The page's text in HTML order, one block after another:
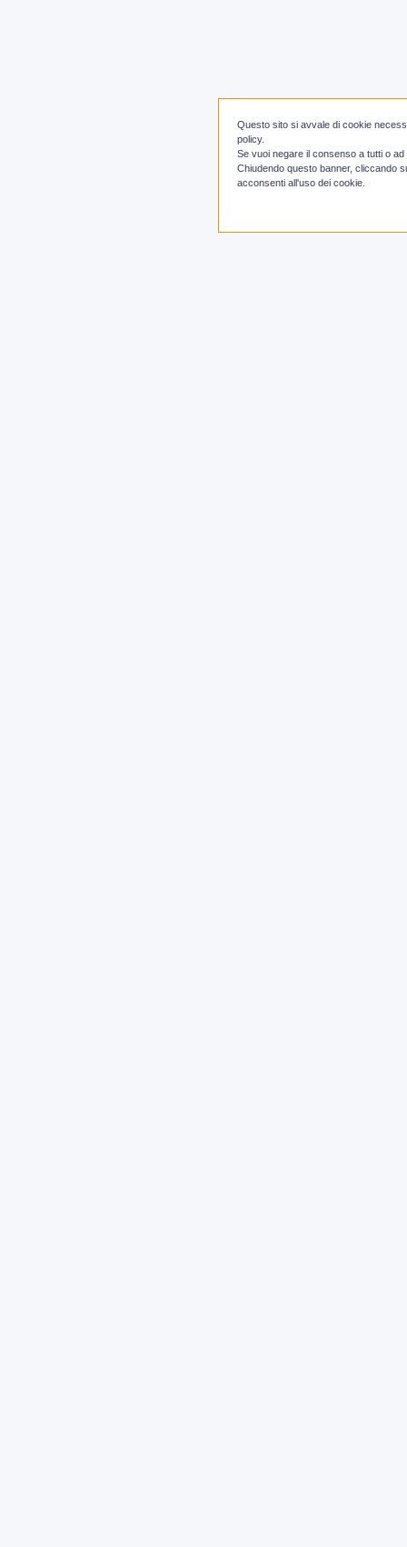
Questo sito si avvale di cookie
policy.
Se vuoi negare il consenso a tutti o
Chiudendo questo banner, cliccando
acconsenti all'uso dei cookie.